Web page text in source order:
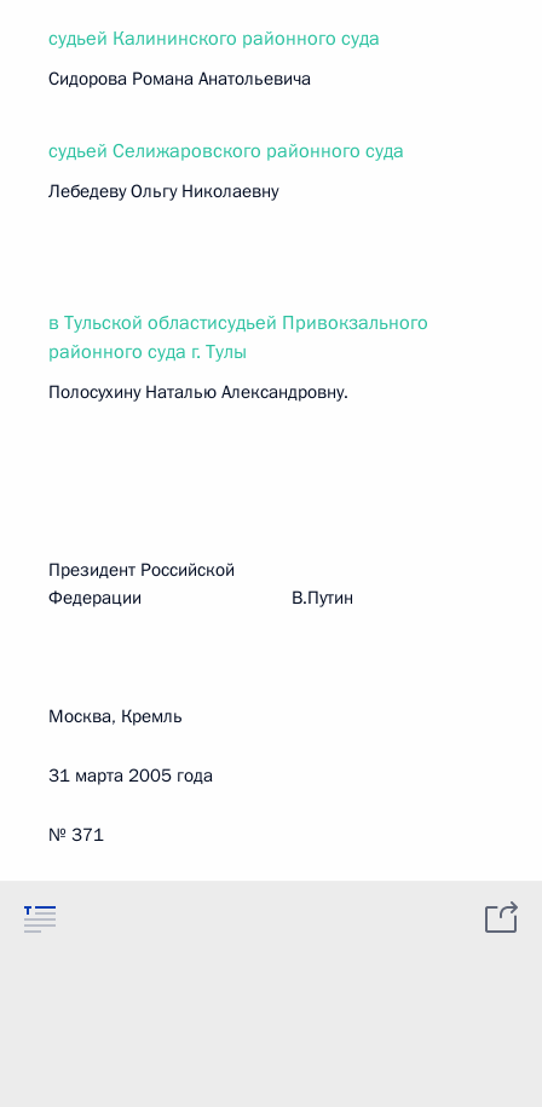
судьей Калининского районного суда
Сидорова Романа Анатольевича
судьей Селижаровского районного суда
Лебедеву Ольгу Николаевну
в Тульской областисудьей Привокзального
районного суда г. Тулы
Полосухину Наталью Александровну.
Президент Российской
Федерации В.Путин
Москва, Кремль
31 марта 2005 года
№ 371